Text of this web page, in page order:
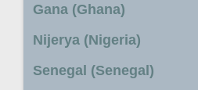
Gana (Ghana)
Nijerya (Nigeria)
Senegal (Senegal)